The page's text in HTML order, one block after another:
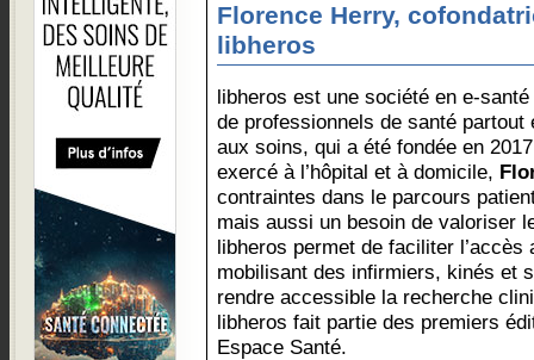
Florence Herry,
libheros
libheros est une société en e-
de professionnels de santé
aux soins, qui a été fondée en
exercé à l’hôpital et à domicile,
contraintes dans le parcours
mais aussi un besoin de valoriser
libheros permet de faciliter
mobilisant des infirmiers, kinés et
rendre accessible la recherche
libheros fait partie des premiers
Espace Santé.